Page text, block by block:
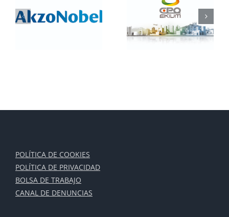
Ingenieros
FINALIZA LA
NUEVA
PLANTA
POLÍTICA DE COOKIES
POLÍTICA DE PRIVACIDAD
BOLSA DE TRABAJO
CANAL DE DENUNCIAS